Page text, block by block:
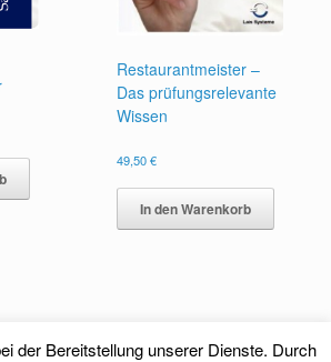
Restaurantmeister –
Das prüfungsrelevante
Wissen
49,50€
In den Warenkorb
der Bereitstellung unserer Dienste. Durch